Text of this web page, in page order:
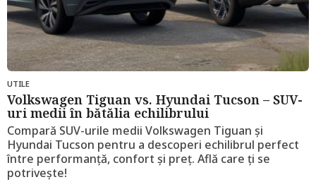
UTILE
Volkswagen Tiguan vs. Hyundai Tucson – SUV-
uri medii în bătălia echilibrului
Compară SUV-urile medii Volkswagen Tiguan și
Hyundai Tucson pentru a descoperi echilibrul perfect
între performanță, confort și preț. Află care ți se
potrivește!